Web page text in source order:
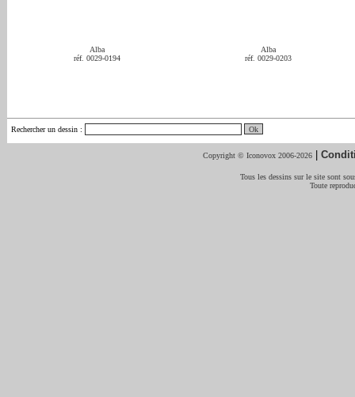
Alba
réf. 0029-0194
Alba
réf. 0029-0203
Rechercher un dessin :
Copyright © Iconovox 2006-2026 |
Tous les dessins sur le site sont
Toute